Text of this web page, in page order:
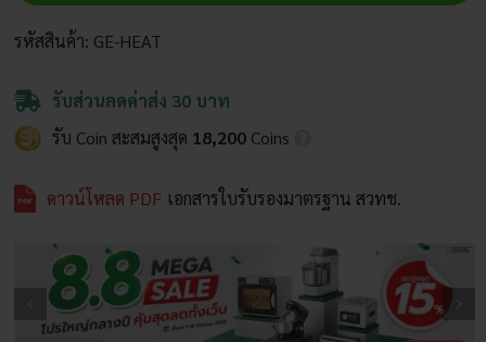
Pump
ชิ้น
รหัสสินค้า: GE-HEAT
รับส่วนลดค่าส่ง 30 บาท
รับ Coin สะสมสูงสุด 18,200 Coins
ดาวน์โหลด PDF เอกสารใบรับรองมาตรฐาน สวทช.